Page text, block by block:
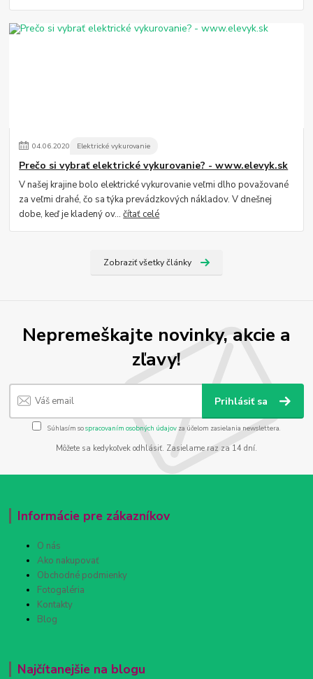
04.06.2020 Elektrické vykurovanie
Prečo si vybrať elektrické vykurovanie? - www.elevyk.sk
V našej krajine bolo elektrické vykurovanie veľmi dlho považované
za veľmi drahé, čo sa týka prevádzkových nákladov. V dnešnej
dobe, keď je kladený ov...čítať celé
Zobraziť všetky články
Nepremeškajte novinky, akcie a
zľavy!
Prihlásiť sa
Súhlasím sospracovaním osobných údajov za účelom zasielania newslettera.
Môžete sa kedykoľvek odhlásiť. Zasielame raz za 14 dní.
Informácie pre zákazníkov
O nás
Ako nakupovať
Obchodné podmienky
Fotogaléria
Kontakty
Blog
Najčítanejšie na blogu